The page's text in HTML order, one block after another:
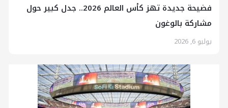
فضيحة جديدة تهز كأس العالم 2026.. جدل كبير حول
مشاركة بالوغون
يوليو 6, 2026